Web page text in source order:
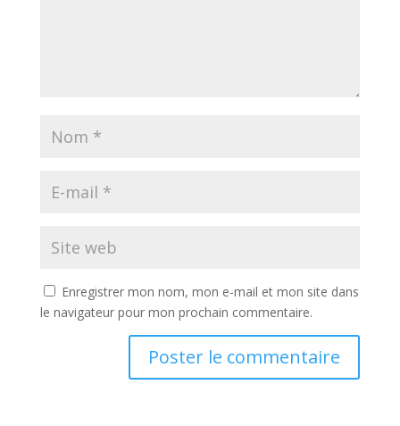
Enregistrer mon nom, mon e-mail et mon site dans
le navigateur pour mon prochain commentaire.